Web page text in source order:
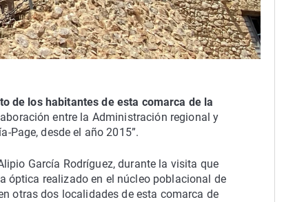
de los habitantes de esta comarca de la
entre la Administración regional y
Page, desde el año 2015”.
García Rodríguez, durante la visita que
óptica realizado en el núcleo poblacional de
otras dos localidades de esta comarca de